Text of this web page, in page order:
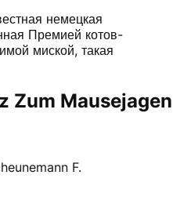
немецкая
Премией котов-
миской, такая
Zum Mausejagen
F.